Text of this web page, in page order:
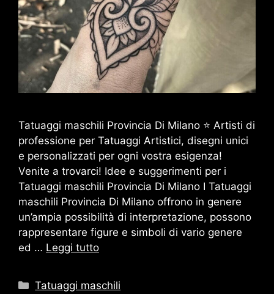
Tatuaggi maschili Provincia Di Milano ⭐ Artisti di
professione per Tatuaggi Artistici, disegni unici
e personalizzati per ogni vostra esigenza!
Venite a trovarci! Idee e suggerimenti per i
Tatuaggi maschili Provincia Di Milano I Tatuaggi
maschili Provincia Di Milano offrono in genere
un’ampia possibilità di interpretazione, possono
rappresentare figure e simboli di vario genere
ed … Leggi tutto
Categorie
Tatuaggi maschili